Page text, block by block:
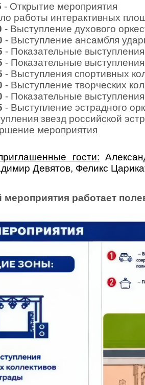
- Открытие мероприятия
работы интерактивных
- Выступление духового
- Выступление ансамбля
- Показательные
- Показательные
- Выступления спортивных
- Выступление творческих
- Показательные
- Выступление эстрадного
звезд российской
мероприятия
гости:
Девятов, Феликс
мероприятия работает